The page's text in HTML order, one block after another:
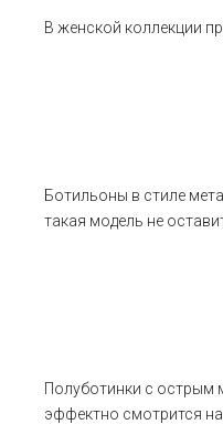
В женской коллекции
Ботильоны в стиле
такая модель не
Полуботинки с острым
эффектно смотрится